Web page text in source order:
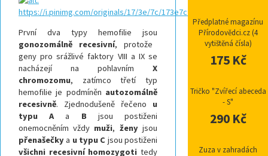
První dva typy hemofilie jsou
gonozomálně recesivní, protože
geny pro srážlivé faktory VIII a IX se
nacházejí na pohlavním X
chromozomu, zatímco třetí typ
hemofilie je podmíněn autozomálně
recesivně. Zjednodušeně řečeno u
typu Aa B jsou postiženi
onemocněním vždy muži, ženyjsou
přenašečkya u typu C jsou postiženi
všichni recesivní homozygoti tedy
Předplatné magazínu
Přírodovědci.cz (4
vytištěná čísla)
175 Kč
Tričko "Zvířecí abeceda
- S"
290 Kč
Zuza v zahradách